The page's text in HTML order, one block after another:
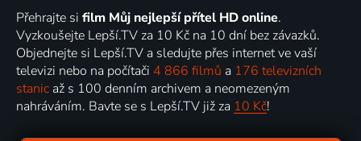
Přehrajte si film Můj nejlepší přítel HD online.
Vyzkoušejte Lepší.TV za 10 Kč na 10 dní bez závazků.
Objednejte si Lepší.TV a sledujte přes internet ve vaší
televizi nebo na počítači 4 866 filmů a 176 televizních
stanic až s 100 denním archivem a neomezeným
nahráváním. Bavte se s Lepší.TV již za 10 Kč!